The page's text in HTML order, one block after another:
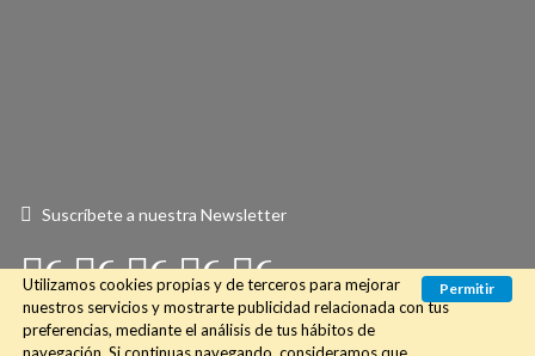
Suscríbete a nuestra Newsletter
Connect
with
Connect
with
Connect
with
Connect
with
Connect
with
Utilizamos cookies propias y de terceros para mejorar
nuestros servicios y mostrarte publicidad relacionada con tus
preferencias, mediante el análisis de tus hábitos de
Permitir